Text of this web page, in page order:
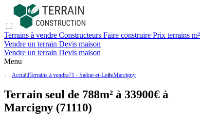
Terrains à vendre Constructeurs Faire construire Prix terrains m²
Vendre un terrain Devis maison
Vendre un terrain Devis maison
Menu
AccueilTerrains à vendre71 - Saône-et-LoireMarcigny
Terrain seul de 788m² à 33900€ à
Marcigny (71110)